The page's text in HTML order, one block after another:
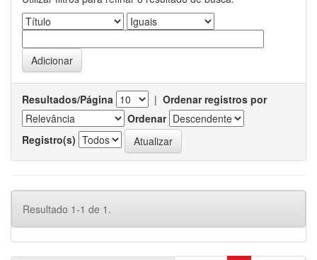
Resultados/Página | Ordenar registros por
Ordenar
Registro(s)
Resultado 1-1 de 1.